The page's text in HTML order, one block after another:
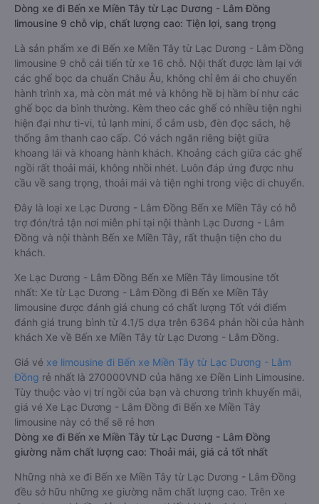
Dòng xe đi Bến xe Miền Tây từ Lạc Dương - Lâm Đồng
limousine 9 chỗ vip, chất lượng cao: Tiện lợi, sang trọng
Là sản phẩm xe đi Bến xe Miền Tây từ Lạc Dương - Lâm Đồng
limousine 9 chỗ cải tiến từ xe 16 chỗ. Nội thất được làm lại với
các ghế bọc da chuẩn Châu Âu, không chỉ êm ái cho chuyến
hành trình xa, mà còn mát mẻ và không hề bị hầm bí như các
ghế bọc da bình thường. Kèm theo các ghế có nhiều tiện nghi
hiện đại như ti-vi, tủ lạnh mini, ổ cắm usb, đèn đọc sách, hệ
thống âm thanh cao cấp. Có vách ngăn riêng biệt giữa
khoang lái và khoang hành khách. Khoảng cách giữa các ghế
ngồi rất thoải mái, không nhồi nhét. Luôn đáp ứng được nhu
cầu về sang trọng, thoải mái và tiện nghi trong việc di chuyển.
Đây là loại xe Lạc Dương - Lâm Đồng Bến xe Miền Tây có hỗ
trợ đón/trả tận nơi miễn phí tại nội thành Lạc Dương - Lâm
Đồng và nội thành Bến xe Miền Tây, rất thuận tiện cho du
khách.
Xe Lạc Dương - Lâm Đồng Bến xe Miền Tây limousine tốt
nhất: Xe từ Lạc Dương - Lâm Đồng đi Bến xe Miền Tây
limousine được đánh giá chung có chất lượng Tốt với điểm
đánh giá trung bình từ 4.1/5 dựa trên 6364 phản hồi của hành
khách Xe về Bến xe Miền Tây từ Lạc Dương - Lâm Đồng.
Giá vé xe limousine đi Bến xe Miền Tây từ Lạc Dương - Lâm
Đồng rẻ nhất là 270000VND của hãng xe Điền Linh Limousine.
Tùy thuộc vào vị trí ngồi của bạn và chương trình khuyến mãi,
giá vé Xe Lạc Dương - Lâm Đồng đi Bến xe Miền Tây
limousine này có thể sẽ rẻ hơn
Dòng xe đi Bến xe Miền Tây từ Lạc Dương - Lâm Đồng
giường nằm chất lượng cao: Thoải mái, giá cả tốt nhất
Những nhà xe đi Bến xe Miền Tây từ Lạc Dương - Lâm Đồng
đều sở hữu những xe giường nằm chất lượng cao. Trên xe